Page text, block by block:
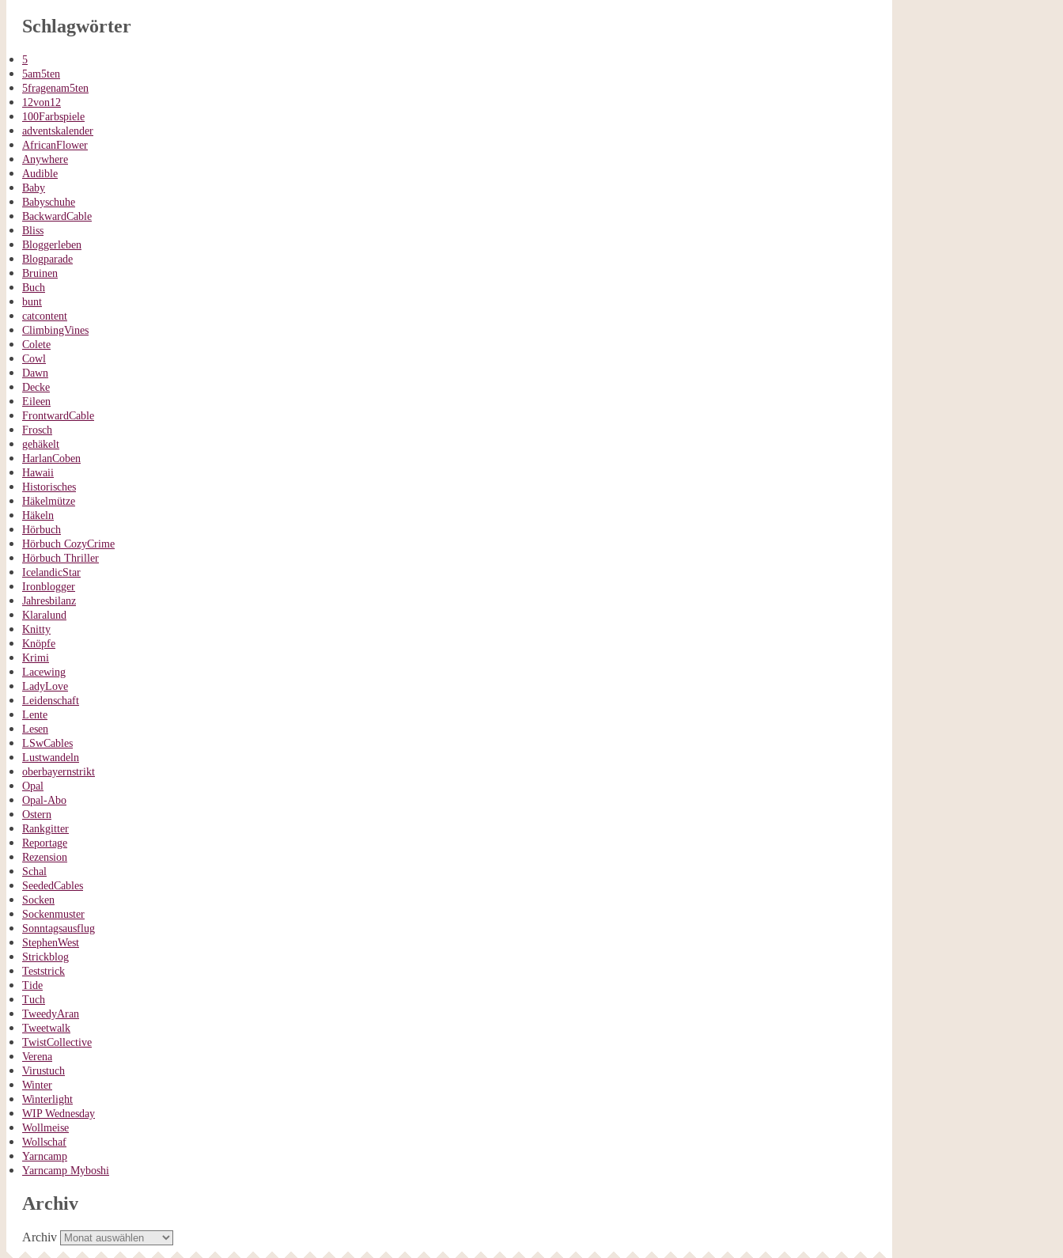
Schlagwörter
5
5am5ten
5fragenam5ten
12von12
100Farbspiele
adventskalender
AfricanFlower
Anywhere
Audible
Baby
Babyschuhe
BackwardCable
Bliss
Bloggerleben
Blogparade
Bruinen
Buch
bunt
catcontent
ClimbingVines
Colete
Cowl
Dawn
Decke
Eileen
FrontwardCable
Frosch
gehäkelt
HarlanCoben
Hawaii
Historisches
Häkelmütze
Häkeln
Hörbuch
Hörbuch CozyCrime
Hörbuch Thriller
IcelandicStar
Ironblogger
Jahresbilanz
Klaralund
Knitty
Knöpfe
Krimi
Lacewing
LadyLove
Leidenschaft
Lente
Lesen
LSwCables
Lustwandeln
oberbayernstrikt
Opal
Opal-Abo
Ostern
Rankgitter
Reportage
Rezension
Schal
SeededCables
Socken
Sockenmuster
Sonntagsausflug
StephenWest
Strickblog
Teststrick
Tide
Tuch
TweedyAran
Tweetwalk
TwistCollective
Verena
Virustuch
Winter
Winterlight
WIP Wednesday
Wollmeise
Wollschaf
Yarncamp
Yarncamp Myboshi
Archiv
Archiv